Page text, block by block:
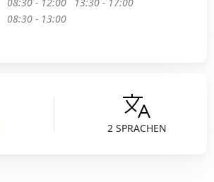
2 SPRACHEN
08:30 - 13:00